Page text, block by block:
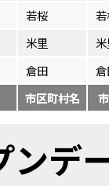
若桜
米里
倉田
市区町村名
ン